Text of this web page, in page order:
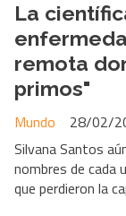
La
remota
primos"
Mundo
28/02/
Silvana Santos
nombres de cada
que perdieron la